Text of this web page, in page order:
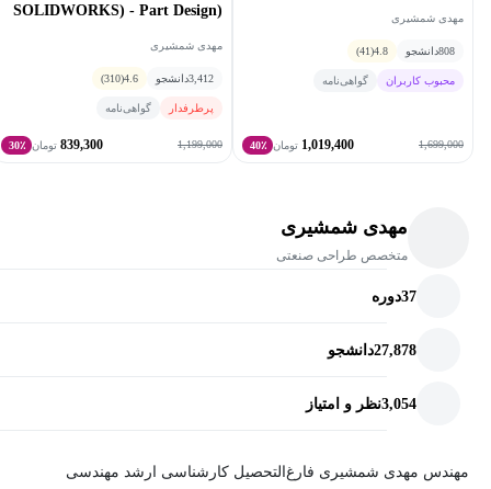
مهدی شمشیری
808دانشجو 4.8
(41)
محبوب کاربران گواهی‌نامه
1,699,000
1,019,400 تومان 40٪
(SOLIDWORKS) - Part Design
مهدی شمشیری
3,412دانشجو 4.6
(310)
پرطرفدار گواهی‌نامه
1,199,000
839,300 تومان 30٪
مهدی شمشیری
متخصص طراحی صنعتی
37دوره
27,878دانشجو
3,054نظر و امتیاز
مهندس مهدی شمشیری فارغ‌التحصیل کارشناسی ارشد مهندسی